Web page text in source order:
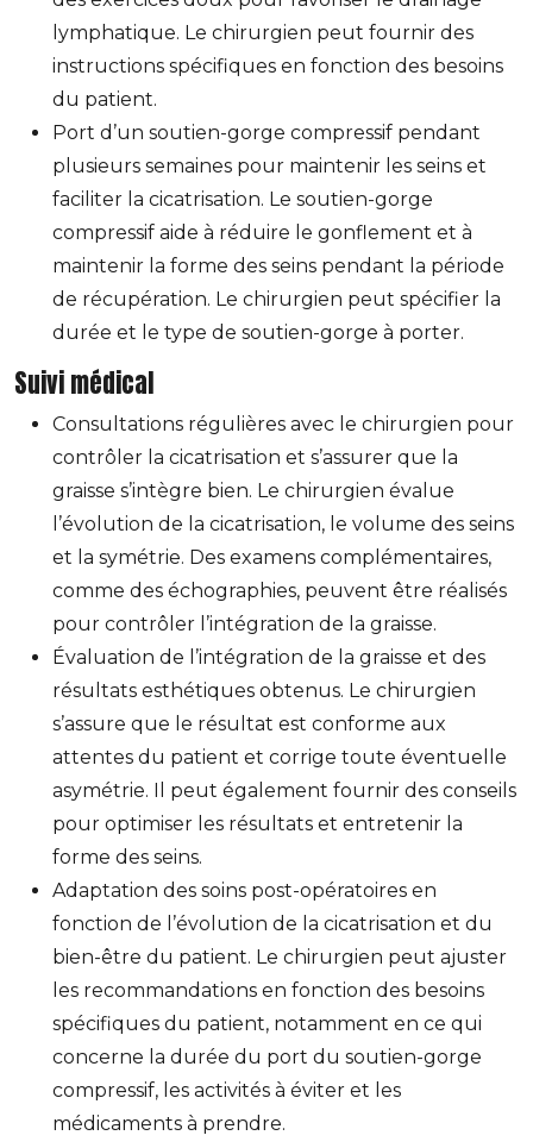
lymphatique. Le chirurgien peut fournir des
instructions spécifiques en fonction des besoins
du patient.
Port d’un soutien-gorge compressif pendant
plusieurs semaines pour maintenir les seins et
faciliter la cicatrisation. Le soutien-gorge
compressif aide à réduire le gonflement et à
maintenir la forme des seins pendant la période
de récupération. Le chirurgien peut spécifier la
durée et le type de soutien-gorge à porter.
Suivi médical
Consultations régulières avec le chirurgien pour
contrôler la cicatrisation et s’assurer que la
graisse s’intègre bien. Le chirurgien évalue
l’évolution de la cicatrisation, le volume des seins
et la symétrie. Des examens complémentaires,
comme des échographies, peuvent être réalisés
pour contrôler l’intégration de la graisse.
Évaluation de l’intégration de la graisse et des
résultats esthétiques obtenus. Le chirurgien
s’assure que le résultat est conforme aux
attentes du patient et corrige toute éventuelle
asymétrie. Il peut également fournir des conseils
pour optimiser les résultats et entretenir la
forme des seins.
Adaptation des soins post-opératoires en
fonction de l’évolution de la cicatrisation et du
bien-être du patient. Le chirurgien peut ajuster
les recommandations en fonction des besoins
spécifiques du patient, notamment en ce qui
concerne la durée du port du soutien-gorge
compressif, les activités à éviter et les
médicaments à prendre.